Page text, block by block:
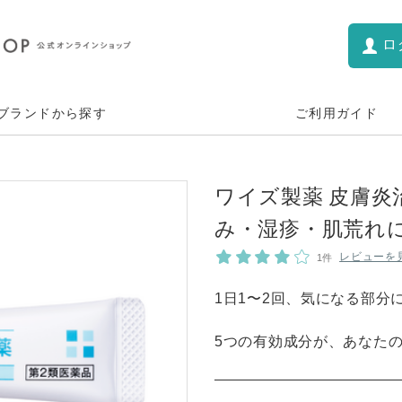
ランドから探す ご利用ガイド
ワイズ製薬 皮膚
み・湿疹・肌荒れ
1件 レビューを
1日1〜2回、気になる部分
5つの有効成分が、あなた